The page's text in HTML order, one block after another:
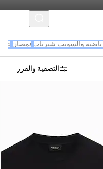
والسويت شيرتات قمصان
التصفية والفرز